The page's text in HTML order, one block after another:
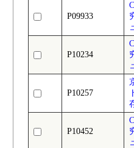
P09933
P10234
P10257
P10452